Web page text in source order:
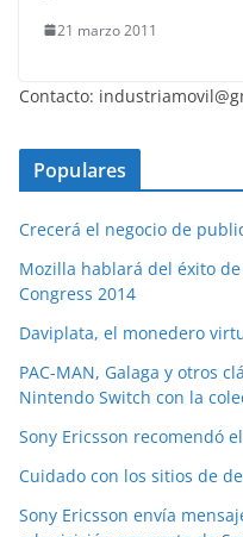
21 marzo 2011
Contacto:
Populares
Crecerá el negocio de
Mozilla hablará del éxito
Congress 2014
Daviplata, el monedero
PAC-MAN, Galaga y otros
Nintendo Switch con la
Sony Ericsson recomendó
Cuidado con los sitios de
Sony Ericsson envía